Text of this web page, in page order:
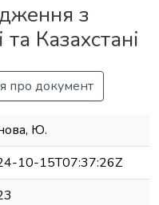
з
Казахстані
про документ
Ю.
10-15T07:37:26Z